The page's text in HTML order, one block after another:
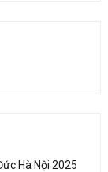
Hà Nội 2025